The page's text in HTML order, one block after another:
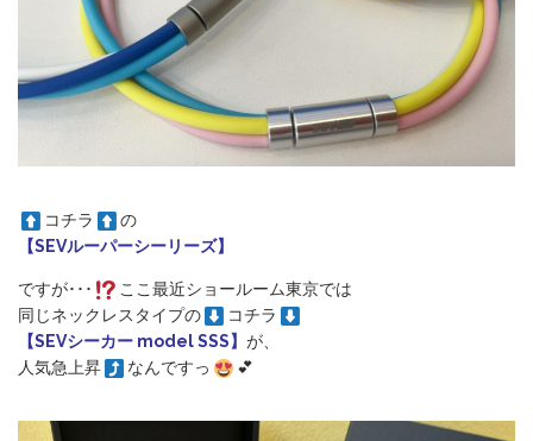
コチラ
の
【SEVルーパーシーリーズ】
ですが･･･
ここ最近ショールーム東京では
同じネックレスタイプの
コチラ
【SEVシーカー model SSS】 が、
人気急上昇
なんですっ 💕